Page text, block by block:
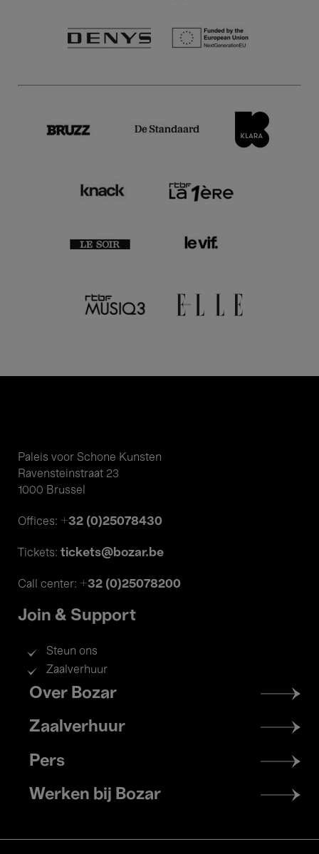
Paleis voor Schone Kunsten
Ravensteinstraat 23
1000 Brussel
Offices: +32 (0)25078430
Tickets: tickets@bozar.be
Call center: +32 (0)25078200
Join & Support
Steun ons
Zaalverhuur
Footer
menu
Over Bozar
Zaalverhuur
Pers
Werken bij Bozar